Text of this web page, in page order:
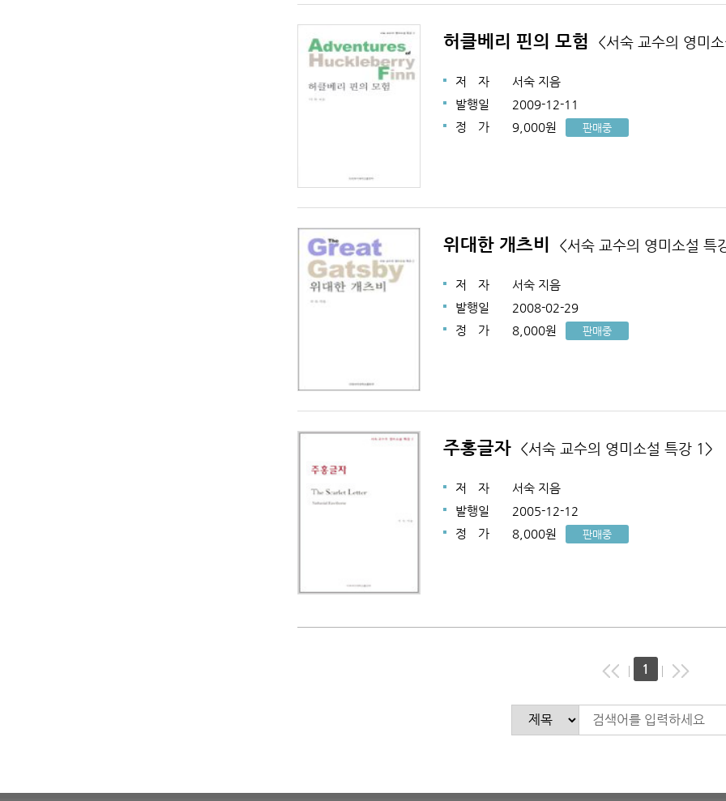
허클베리 핀의 모험 <서숙 교수의 영미
저 자
서숙 지음
발행일
2009-12-11
정
가 9,000원 판매중
위대한 개츠비 <서숙 교수의 영미소설 특
저 자
서숙 지음
발행일
2008-02-29
정
가 8,000원 판매중
주홍글자 <서숙 교수의 영미소설 특강 1>
저 자
서숙 지음
발행일
2005-12-12
정
가 8,000원 판매중
1